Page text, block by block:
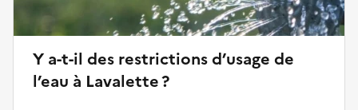
Y a-t-il des restrictions d’usage de
l’eau à Lavalette ?